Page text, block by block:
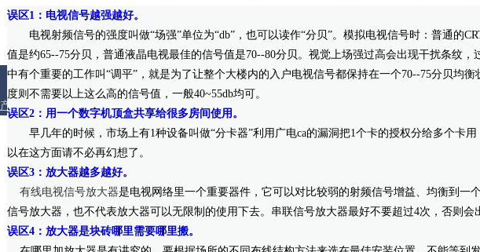
误区1：电视信号越强越好。
电视射频信号的强度叫做“场强”单位为“db”，也可以读作“分贝”。模拟电视信号时：普通的C
值是约65--75分贝，普通液晶电视最佳的信号值是70--80分贝。视觉上场强过高会出现干扰条纹
中有个重要的工作叫“调平”，就是为了让整个大楼内的入户电视信号都保持在一个70--75分贝均
度则不需要以上这么高的信号值，一般40~55db均可。
误区2：用一个数字机顶盒共享给很多房间使用。
早几年的时候，市场上有1种设备叫做“分卡器”利用广电ca的漏洞把1个卡的授权分给多个卡
以在这方面请不必再幻想了。
误区3：放大器越多越好。
有线电视信号放大器是电视网络里一个重要器件，它可以对比较弱的射频信号增益、均衡到一
信号放大器，也不代表放大器可以无限制的使用下去。串联信号放大器最好不要超过4次，否则会
误区4：放大器是块砖哪里需要哪里搬。
电话：18168687568
QQ：3779262027
地址：江苏省镇江市新区平昌新城宜安苑1幢907室
产品中心 工程案例 解决方案
公司新